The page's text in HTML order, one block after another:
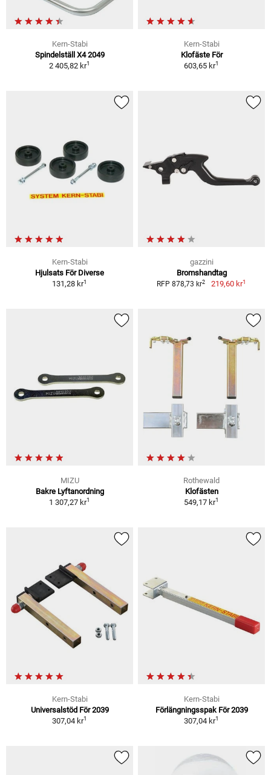
Kern-Stabi
Spindelställ X4 2049
2 405,82 kr1
Kern-Stabi
Klofäste För
603,65 kr1
Kern-Stabi
Hjulsats För Diverse
131,28 kr1
gazzini
Bromshandtag
RFP 878,73 kr2 219,60 kr1
MIZU
Bakre Lyftanordning
1 307,27 kr1
Rothewald
Klofästen
549,17 kr1
Kern-Stabi
Universalstöd För 2039
307,04 kr1
Kern-Stabi
Förlängningsspak För 2039
307,04 kr1